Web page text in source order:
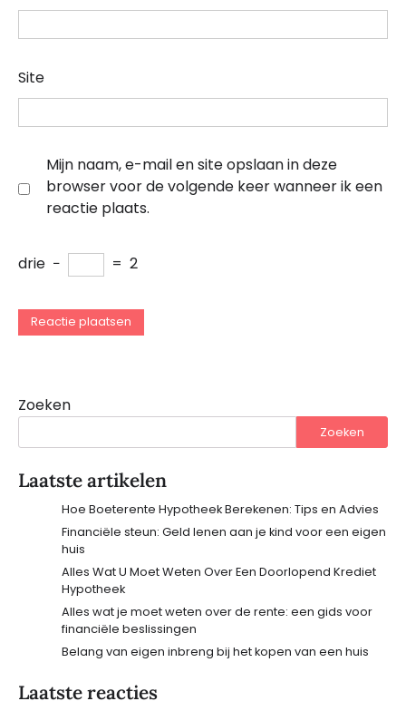
Site
Mijn naam, e-mail en site opslaan in deze
browser voor de volgende keer wanneer ik een
reactie plaats.
drie − = 2
Zoeken
Zoeken
Laatste artikelen
Hoe Boeterente Hypotheek Berekenen: Tips en Advies
Financiële steun: Geld lenen aan je kind voor een eigen
huis
Alles Wat U Moet Weten Over Een Doorlopend Krediet
Hypotheek
Alles wat je moet weten over de rente: een gids voor
financiële beslissingen
Belang van eigen inbreng bij het kopen van een huis
Laatste reacties